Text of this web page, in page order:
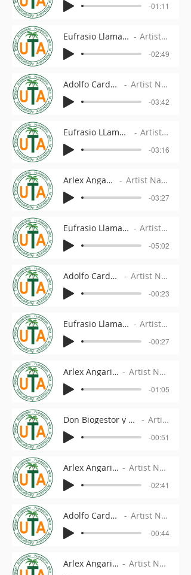
-01:11
Eufrasio Llama Pajaros 2 Artist Name
-02:49
Adolfo Cardozo 2 Artist Name
-03:42
Eufrasio LLama Pajaros 3 Artist Name
-03:16
Arlex Angarita Artist Name
-03:27
Eufrasio Llama Pajaros 4 Artist Name
-05:02
Adolfo Cardozo 3 Artist Name
-00:23
Eufrasio Llama Pajaros 5 Artist Name
-00:27
Arlex Angarita 2 Artist Name
-01:05
Don Biogestor y Dona Reunancia 2 Artist Name
-00:51
Arlex Angarita 3 Artist Name
-02:41
Adolfo Cardozo 4 Artist Name
-00:44
Arlex Angarita 4 Artist Name